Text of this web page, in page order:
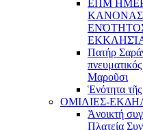
ΕΠΜ
Πατήρ
Μαροῦσι
Ἑνότητα
ΟΜΙΛΙΕΣ-
Ἀνοικτή
Πλατεία